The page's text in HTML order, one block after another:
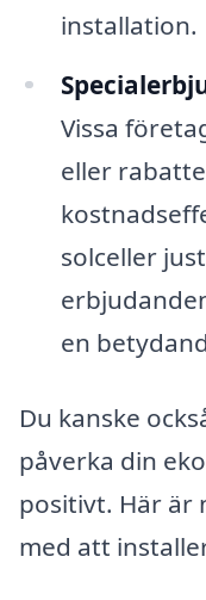
installation.
Vissa
eller
solceller
en
Du kanske
påverka din
positivt. Här är
med att